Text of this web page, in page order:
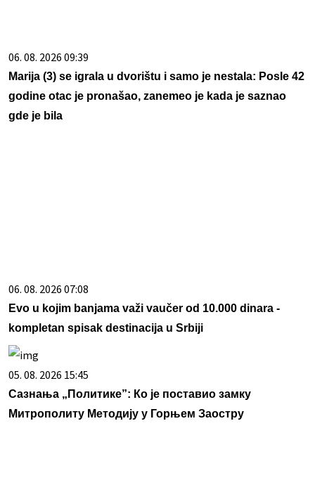
06. 08. 2026 09:39
Marija (3) se igrala u dvorištu i samo je nestala: Posle 42
godine otac je pronašao, zanemeo je kada je saznao
gde je bila
06. 08. 2026 07:08
Evo u kojim banjama važi vaučer od 10.000 dinara -
kompletan spisak destinacija u Srbiji
05. 08. 2026 15:45
Сазнања „Политике”: Ко је поставио замку
Митрополиту Методију у Горњем Заостру